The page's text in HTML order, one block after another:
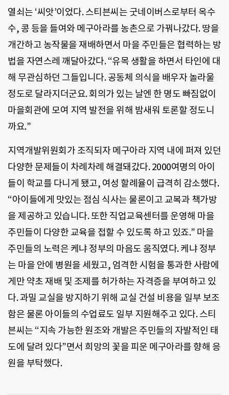
열쇠는 ‘씨앗’이었다. 스티븐씨는 굿네이버스로부터 옥수
수, 콩 등을 들여와 메구아라를 농촌으로 가꿔나갔다. 땅을
개간하고 농작물을 재배하면서 마을 주민들은 협력하는 방
법을 자연스레 깨달아갔다. “유목 생활을 하면서 타인에 대
해 무관심하던 그들입니다. 공동체 의식을 배우자 놀라울
정도로 달라지더군요. 회의가 있는 날엔 한 명도 빠짐없이
마을회관에 모여 지역 발전을 위해 밤새워 토론할 정도니
까요.”
지역개발위원회가 조직되자 메구아라 지역 내에 퍼져 있던
다양한 문제들이 차례차례 해결돼갔다. 2000여명의 아이
들이 학교를 다니게 됐고, 여성 할례율이 급격히 감소했다.
“아이들에게 맛있는 점심 식사는 물론이고 교복과 책가방
을 제공하고 있습니다. 또한 직업교육센터를 운영해 마을
주민들이 다양한 교육을 접할 수 있도록 하고 있죠.” 마을
주민들의 노력은 케냐 정부의 마음도 움직였다. 케냐 정부
는 마을 안에 병원을 세웠고, 엄격한 시험을 통과한 사람에
게만 약초 재배 및 조제를 허가하는 자격증을 부여하고 있
다. 과밀 교실을 방지하기 위해 교실 건설 비용을 일부 보조
함은 물론 아이들의 수업료도 일부 지원해주고 있다. 스티
븐씨는 “지속 가능한 원조와 개발은 주민들의 자발적인 태
도에 달려 있다”면서 희망의 꽃을 피운 메구아라를 향해 응
원을 부탁했다.